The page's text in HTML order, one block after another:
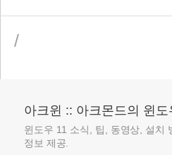
/
아크윈 :: 아크몬드의 윈도
윈도우 11 소식, 팁, 동영상, 설치
정보 제공.